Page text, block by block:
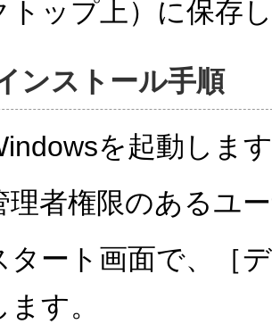
トップ上）に保存
ンストール手順
を起動しま
理者権限のあるユ
タート画面で、［
ます。